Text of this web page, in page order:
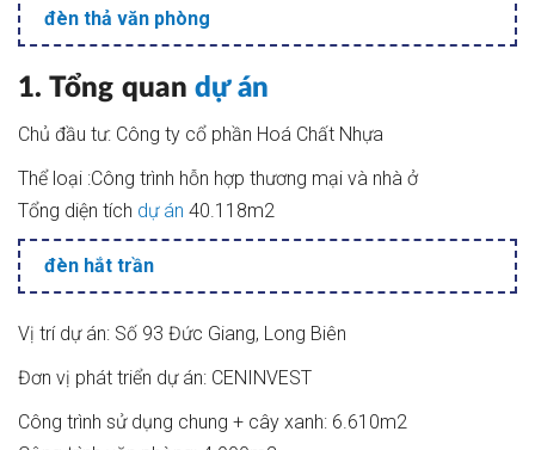
đèn thả văn phòng
1. Tổng quandự án
Chủ đầu tư: Công ty cổ phần Hoá Chất Nhựa
Thể loại :Công trình hỗn hợp thương mại và nhà ở
Tổng diện tích dự án 40.118m2
đèn hắt trần
Vị trí dự án: Số 93 Đức Giang, Long Biên
Đơn vị phát triển dự án: CENINVEST
Công trình sử dụng chung + cây xanh: 6.610m2